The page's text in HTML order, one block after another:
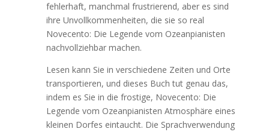
fehlerhaft, manchmal frustrierend, aber es sind
ihre Unvollkommenheiten, die sie so real
Novecento: Die Legende vom Ozeanpianisten
nachvollziehbar machen.
Lesen kann Sie in verschiedene Zeiten und Orte
transportieren, und dieses Buch tut genau das,
indem es Sie in die frostige, Novecento: Die
Legende vom Ozeanpianisten Atmosphäre eines
kleinen Dorfes eintaucht. Die Sprachverwendung